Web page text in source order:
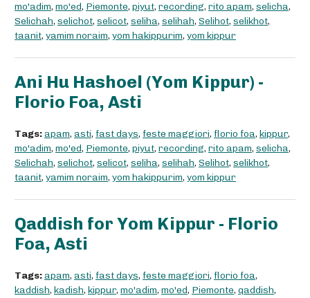
mo'adim, mo'ed, Piemonte, piyut, recording, rito apam, selicha,
Selichah, selichot, selicot, seliha, selihah, Selihot, selikhot,
taanit, yamim noraim, yom hakippurim, yom kippur
Ani Hu Hashoel (Yom Kippur) -
Florio Foa, Asti
Tags:apam, asti, fast days, feste maggiori, florio foa, kippur,
mo'adim, mo'ed, Piemonte, piyut, recording, rito apam, selicha,
Selichah, selichot, selicot, seliha, selihah, Selihot, selikhot,
taanit, yamim noraim, yom hakippurim, yom kippur
Qaddish for Yom Kippur - Florio
Foa, Asti
Tags:apam, asti, fast days, feste maggiori, florio foa,
kaddish, kadish, kippur, mo'adim, mo'ed, Piemonte, qaddish,